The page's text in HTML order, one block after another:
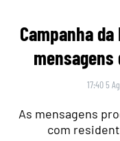
Campanha
17:40 5
As mensagens
com